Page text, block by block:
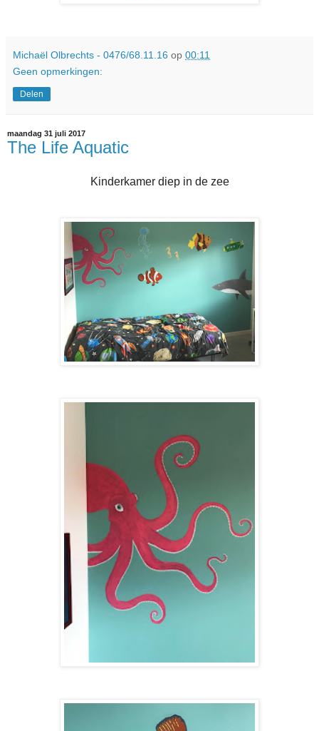
Michaël Olbrechts - 0476/68.11.16 op 00:11
Geen opmerkingen:
Delen
maandag 31 juli 2017
The Life Aquatic
Kinderkamer diep in de zee